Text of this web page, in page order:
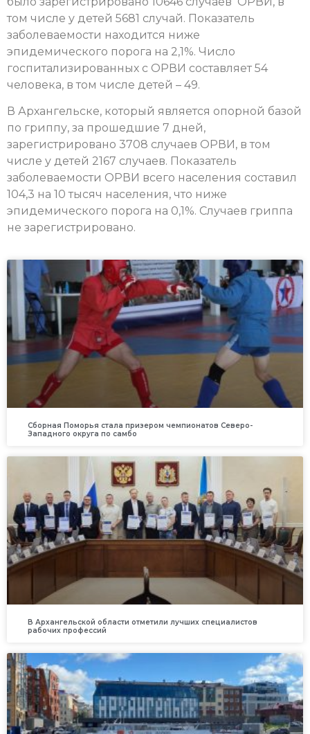
том числе у детей 5681 случай. Показатель
заболеваемости находится ниже
эпидемического порога на 2,1%. Число
госпитализированных с ОРВИ составляет 54
человека, в том числе детей – 49.
В Архангельске, который является опорной базой
по гриппу, за прошедшие 7 дней,
зарегистрировано 3708 случаев ОРВИ, в том
числе у детей 2167 случаев. Показатель
заболеваемости ОРВИ всего населения составил
104,3 на 10 тысяч населения, что ниже
эпидемического порога на 0,1%. Случаев гриппа
не зарегистрировано.
Сборная Поморья стала призером чемпионатов Северо-
Западного округа по самбо
В Архангельской области отметили лучших специалистов
рабочих профессий